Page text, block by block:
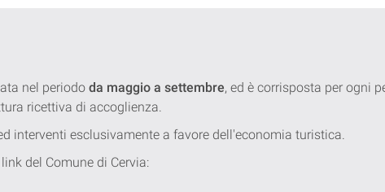
nel periodo da maggio a settembre, ed è corrisposta per ogni
ricettiva di accoglienza.
interventi esclusivamente a favore dell'economia turistica.
del Comune di Cervia: